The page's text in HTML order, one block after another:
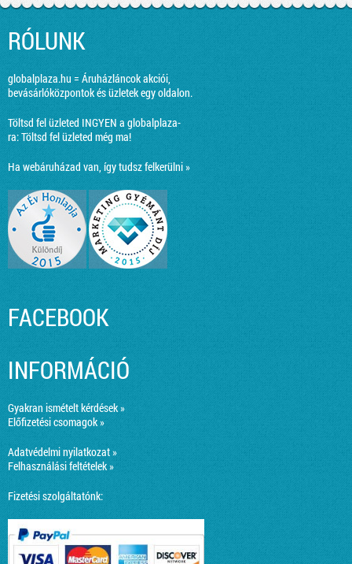
RÓLUNK
globalplaza.hu = Áruházláncok akciói,
bevásárlóközpontok és üzletek egy oldalon.
Töltsd fel üzleted INGYEN a globalplaza-
ra:Töltsd fel üzleted még ma!
Ha webáruházad van, így tudsz felkerülni »
FACEBOOK
INFORMÁCIÓ
Gyakran ismételt kérdések »
Előfizetési csomagok »
Adatvédelmi nyilatkozat »
Felhasználási feltételek »
Fizetési szolgáltatónk: